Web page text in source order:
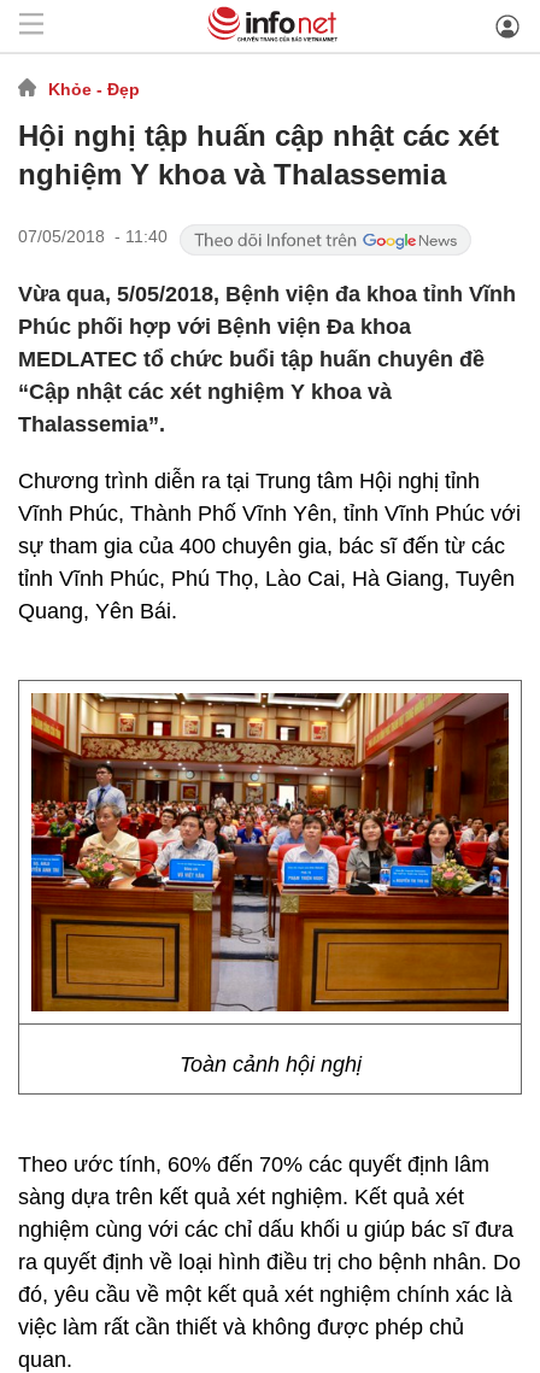
Khỏe - Đẹp
Hội nghị tập huấn cập nhật các xét
nghiệm Y khoa và Thalassemia
07/05/2018 - 11:40
Vừa qua, 5/05/2018, Bệnh viện đa khoa tỉnh Vĩnh
Phúc phối hợp với Bệnh viện Đa khoa
MEDLATEC tổ chức buổi tập huấn chuyên đề
“Cập nhật các xét nghiệm Y khoa và
Thalassemia”.
Chương trình diễn ra tại Trung tâm Hội nghị tỉnh
Vĩnh Phúc, Thành Phố Vĩnh Yên, tỉnh Vĩnh Phúc với
sự tham gia của 400 chuyên gia, bác sĩ đến từ các
tỉnh Vĩnh Phúc, Phú Thọ, Lào Cai, Hà Giang, Tuyên
Quang, Yên Bái.
Toàn cảnh hội nghị
Theo ước tính, 60% đến 70% các quyết định lâm
sàng dựa trên kết quả xét nghiệm. Kết quả xét
nghiệm cùng với các chỉ dấu khối u giúp bác sĩ đưa
ra quyết định về loại hình điều trị cho bệnh nhân. Do
đó, yêu cầu về một kết quả xét nghiệm chính xác là
việc làm rất cần thiết và không được phép chủ
quan.